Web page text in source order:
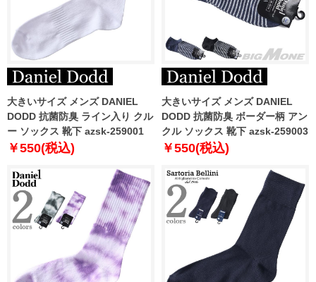
大きいサイズ メンズ DANIEL
DODD 抗菌防臭 ライン入り クル
ー ソックス 靴下 azsk-259001
￥550(税込)
大きいサイズ メンズ DANIEL
DODD 抗菌防臭 ボーダー柄 アン
クル ソックス 靴下 azsk-259003
￥550(税込)